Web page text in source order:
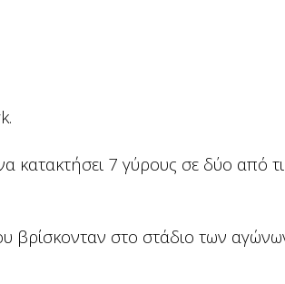
7 γύρους σε δύο από
βρίσκονταν στο στάδιο των